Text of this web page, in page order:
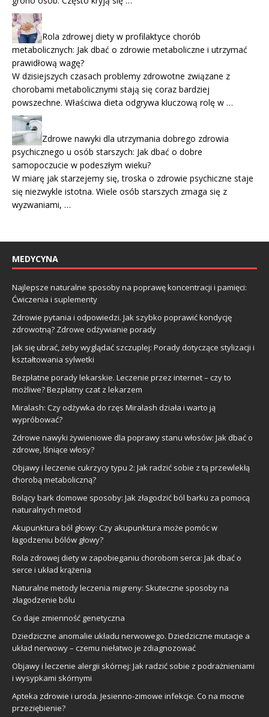
Rola zdrowej diety w profilaktyce chorób
metabolicznych: Jak dbać o zdrowie metaboliczne i utrzymać
prawidłową wagę?
W dzisiejszych czasach problemy zdrowotne związane z
chorobami metabolicznymi stają się coraz bardziej
powszechne. Właściwa dieta odgrywa kluczową rolę w …
Zdrowe nawyki dla utrzymania dobrego zdrowia
psychicznego u osób starszych: Jak dbać o dobre
samopoczucie w podeszłym wieku?
W miarę jak starzejemy się, troska o zdrowie psychiczne staje
się niezwykle istotna. Wiele osób starszych zmaga się z
wyzwaniami, …
MEDYCYNA
Najlepsze naturalne sposoby na poprawę koncentracji i pamięci:
Ćwiczenia i suplementy
Zdrowie pytania i odpowiedzi. Jak szybko poprawić kondycję
zdrowotną? Zdrowe odżywianie porady
Jak się ubrać, żeby wyglądać szczuplej: Porady dotyczące stylizacji i
kształtowania sylwetki
Bezpłatne porady lekarskie. Leczenie przez internet – czy to
możliwe? Bezpłatny czat z lekarzem
Miralash: Czy odżywka do rzęs Miralash działa i warto ją
wypróbować?
Zdrowe nawyki żywieniowe dla poprawy stanu włosów: Jak dbać o
zdrowe, lśniące włosy?
Objawy i leczenie cukrzycy typu 2: Jak radzić sobie z tą przewlekłą
chorobą metaboliczną?
Bolący bark domowe sposoby: Jak złagodzić ból barku za pomocą
naturalnych metod
Akupunktura ból głowy: Czy akupunktura może pomóc w
łagodzeniu bólów głowy?
Rola zdrowej diety w zapobieganiu chorobom serca: Jak dbać o
serce i układ krążenia
Naturalne metody leczenia migreny: Skuteczne sposoby na
złagodzenie bólu
Co daje zmienność genetyczna
Dziedziczne anomalie układu nerwowego. Dziedziczne mutacje a
układ nerwowy – czemu niełatwo je zdiagnozować
Objawy i leczenie alergii skórnej: Jak radzić sobie z podrażnieniami
i wysypkami skórnymi
Apteka zdrowie i uroda. Jesienno-zimowe infekcje. Co na mocne
przeziębienie?